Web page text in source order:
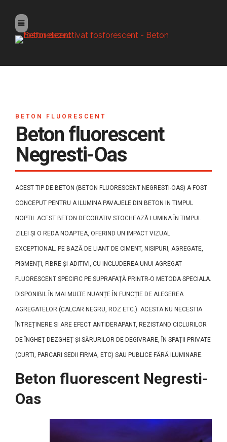
BETON FLUORESCENT
Beton fluorescent
Negresti-Oas
ACEST TIP DE BETON (BETON FLUORESCENT NEGRESTI-OAS) A FOST
CONCEPUT PENTRU A ILUMINA PAVAJELE DIN BETON IN TIMPUL
NOPTII. ACEST BETON DECORATIV STOCHEAZĂ LUMINA ÎN TIMPUL
ZILEI ȘI O REDA NOAPTEA, OFERIND UN IMPACT VIZUAL
EXCEPTIONAL. PE BAZĂ DE LIANT DE CIMENT, NISIPURI, AGREGATE,
PIGMENȚI, FIBRE ȘI ADITIVI, CU INCLUDEREA UNUI AGREGAT
FLUORESCENT SPECIFIC PE SUPRAFAȚĂ PRINTR-O METODA SPECIALA.
DISPONIBIL ÎN MAI MULTE NUANȚE ÎN FUNCȚIE DE ALEGEREA
AGREGATELOR (CALCAR NEGRU, ROZ ETC.). ACESTA NU NECESTIA
ÎNTREȚINERE SI ARE EFECT ANTIDERAPANT, REZISTAND CICLURILOR
DE ÎNGHEȚ-DEZGHEȚ ȘI SĂRURILOR DE DEGIVRARE, ÎN SPAȚII PRIVATE
(CURTI, PARCARI SEDII FIRMA, ETC) SAU PUBLICE FĂRĂ ILUMINARE.
Beton fluorescent Negresti-
Oas